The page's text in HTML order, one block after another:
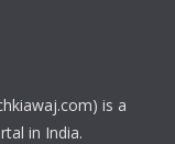
is a
in India.